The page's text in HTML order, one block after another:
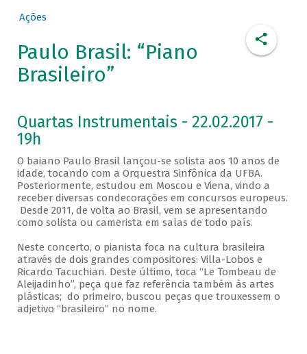
Ações
Paulo Brasil: “Piano
Brasileiro”
Quartas Instrumentais - 22.02.2017 -
19h
O baiano Paulo Brasil lançou-se solista aos 10 anos de
idade, tocando com a Orquestra Sinfônica da UFBA.
Posteriormente, estudou em Moscou e Viena, vindo a
receber diversas condecorações em concursos europeus.
Desde 2011, de volta ao Brasil, vem se apresentando
como solista ou camerista em salas de todo país.
Neste concerto, o pianista foca na cultura brasileira
através de dois grandes compositores: Villa-Lobos e
Ricardo Tacuchian. Deste último, toca “Le Tombeau de
Aleijadinho”, peça que faz referência também às artes
plásticas; do primeiro, buscou peças que trouxessem o
adjetivo “brasileiro” no nome.